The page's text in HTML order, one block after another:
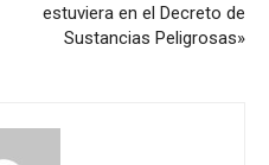
estuviera en el Decreto de
Sustancias Peligrosas»